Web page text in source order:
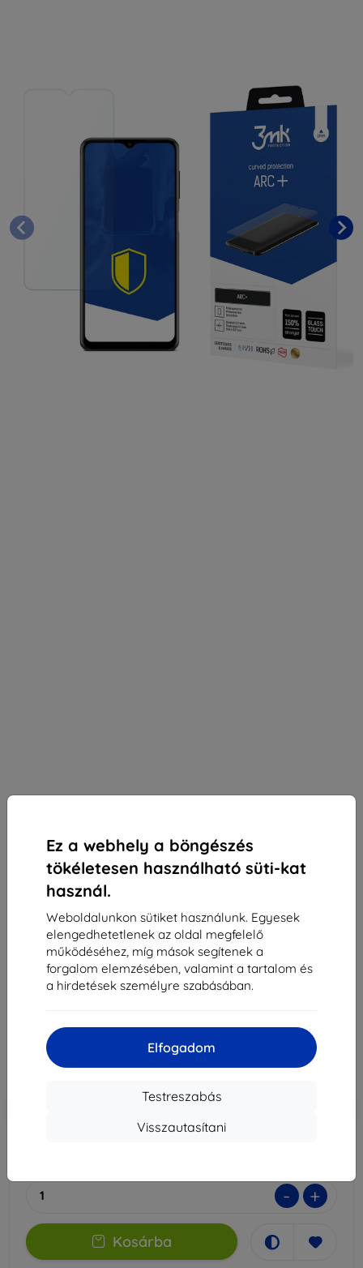
Ez a webhely a böngészés
tökéletesen használható süti-kat
használ.
Weboldalunkon sütiket használunk. Egyesek
elengedhetetlenek az oldal megfelelő
működéséhez, míg mások segítenek a
forgalom elemzésében, valamint a tartalom és
a hirdetések személyre szabásában.
Elfogadom
Testreszabás
Visszautasítani
3MK Foil ARC+FS Samsung M127 M12 teljes kijelzős
Alkalmas: Samsung Galaxy M12
Leírás és specifikáció
3 591 Ft
Ár ÁFA nelkül2 827 Ft
Kedvezmény kuponnal EXTRA10
- +
Kosárba